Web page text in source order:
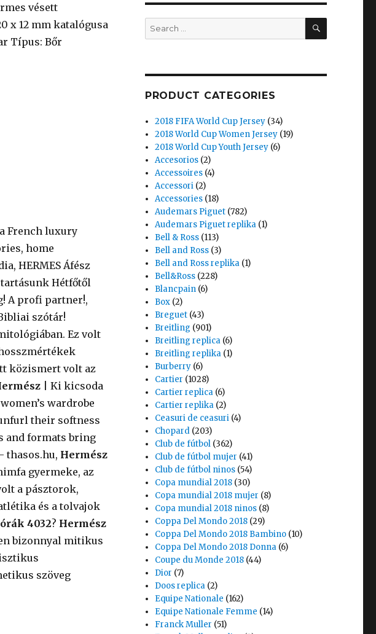
vésett
x 12 mm katalógusa
Típus: Bőr
French luxury
home
HERMES Áfész
Hétfőtől
A profi partner!,
szótár!
Ez volt
közismert volt az
| Ki kicsoda
wardrobe
their softness
and formats bring
thasos.hu, Hermész
gyermeke, az
a pásztorok,
és a tolvajok
4032? Hermész
bizonnyal mitikus
szöveg
Search
for:
SEARCH
PRODUCT CATEGORIES
2018 FIFA World Cup Jersey (34)
2018 World Cup Women Jersey (19)
2018 World Cup Youth Jersey (6)
Accesorios (2)
Accessoires (4)
Accessori (2)
Accessories (18)
Audemars Piguet (782)
Audemars Piguet replika (1)
Bell & Ross (113)
Bell and Ross (3)
Bell and Ross replika (1)
Bell&Ross (228)
Blancpain (6)
Box (2)
Breguet (43)
Breitling (901)
Breitling replica (6)
Breitling replika (1)
Burberry (6)
Cartier (1028)
Cartier replica (6)
Cartier replika (2)
Ceasuri de ceasuri (4)
Chopard (203)
Club de fútbol (362)
Club de fútbol mujer (41)
Club de fútbol ninos (54)
Copa mundial 2018 (30)
Copa mundial 2018 mujer (8)
Copa mundial 2018 ninos (8)
Coppa Del Mondo 2018 (29)
Coppa Del Mondo 2018 Bambino (10)
Coppa Del Mondo 2018 Donna (6)
Coupe du Monde 2018 (44)
Dior (7)
Doos replica (2)
Equipe Nationale (162)
Equipe Nationale Femme (14)
Franck Muller (51)